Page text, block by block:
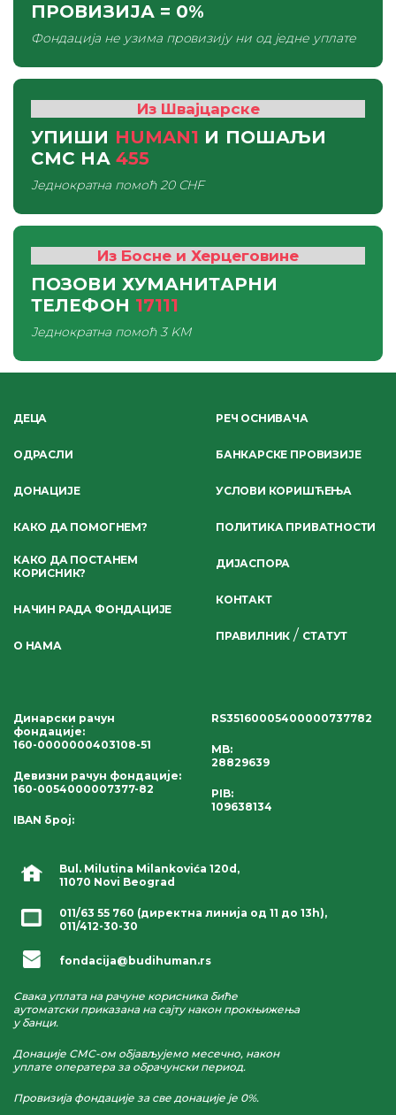
ПРОВИЗИЈА = 0%
Фондација не узима провизију ни од једне уплате
Из Швајцарске
УПИШИ HUMAN1 И ПОШАЉИ
СМС НА 455
Једнократна помоћ20 CHF
Из Босне и Херцеговине
ПОЗОВИ ХУМАНИТАРНИ
ТЕЛЕФОН 17111
Једнократна помоћ3 KM
Bul. Milutina Milankovića 120d,
11070 Novi Beograd
011/63 55 760 (директна линија од 11 до 13h),
011/412-30-30
fondacija@budihuman.rs
Свака уплата на рачуне корисника биће
аутоматски приказана на сајту након прокњижења
у банци.
Донације СМС-ом објављујемо месечно, након
уплате оператера за обрачунски период.
Провизија фондације за све донације је 0%.
ДЕЦА
ОДРАСЛИ
ДОНАЦИЈЕ
КАКО ДА ПОМОГНЕМ?
КАКО ДА ПОСТАНЕМ
КОРИСНИК?
НАЧИН РАДА ФОНДАЦИЈЕ
О НАМА
РЕЧ ОСНИВАЧА
БАНКАРСКЕ ПРОВИЗИЈЕ
УСЛОВИ КОРИШЋЕЊА
ПОЛИТИКА ПРИВАТНОСТИ
ДИЈАСПОРА
КОНТАКТ
ПРАВИЛНИК / СТАТУТ
Динарски рачун
фондације:
160-0000000403108-51
Девизни рачун фондације:
160-0054000007377-82
IBAN број:
RS35160005400000737782
MB:
28829639
PIB:
109638134